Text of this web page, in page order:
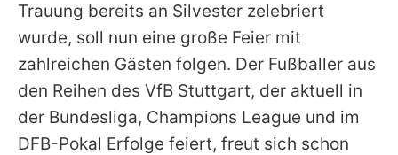
App runterladen
Team
Redaktionelle Richtlinien
Impressum
Trauung bereits an Silvester zelebriert
wurde, soll nun eine große Feier mit
zahlreichen Gästen folgen. Der Fußballer aus
den Reihen des VfB Stuttgart, der aktuell in
der Bundesliga, Champions League und im
DFB-Pokal Erfolge feiert, freut sich schon